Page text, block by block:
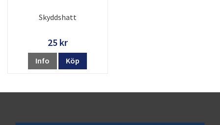
Skyddshatt
25 kr
Info Köp